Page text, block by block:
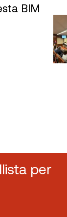
BIM
per